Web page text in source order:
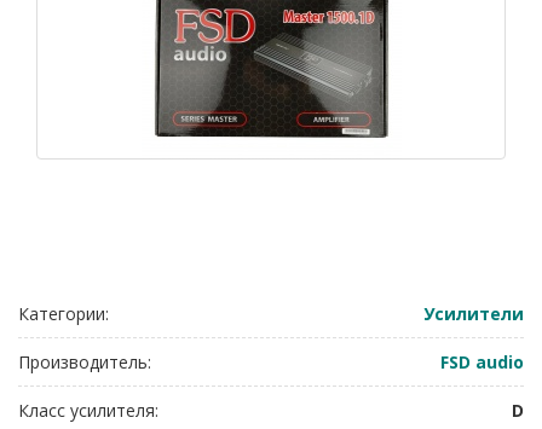
Категории: Усилители
Производитель: FSD audio
Класс усилителя: D